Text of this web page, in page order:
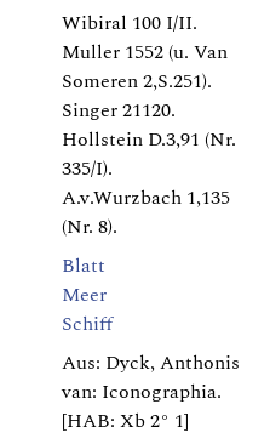
Wibiral 100 I/II.
Muller 1552 (u. Van
Someren 2,S.251).
Singer 21120.
Hollstein D.3,91 (Nr.
335/I).
A.v.Wurzbach 1,135
(Nr. 8).
Blatt
Meer
Schiff
Aus: Dyck, Anthonis
van: Iconographia.
[HAB: Xb 2° 1]